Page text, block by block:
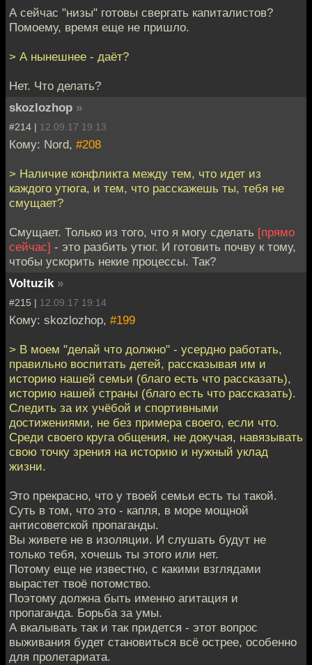
А сейчас "низы" готовы свергать капиталистов?
Помоему, время еще не пришло.
> А нынешнее - даёт?
Нет. Что делать?
skozlozhop »
#214 | 12.09.17 19:13
Кому: Nord, #208
> Наличие конфликта между тем, что идет из
каждого утюга, и тем, что расскажешь ты, тебя не
смущает?
Смущает. Только из того, что я могу сделать [прямо
сейчас] - это разбить утюг. И готовить почву к тому,
чтобы ускорить некие процессы. Так?
Voltuzik »
#215 | 12.09.17 19:14
Кому: skozlozhop, #199
> В моем "делай что должно" - усердно работать,
правильно воспитать детей, рассказывая им и
историю нашей семьи (благо есть что рассказать),
историю нашей страны (благо есть что рассказать).
Следить за их учёбой и спортивными
достижениями, не без примера своего, если что.
Среди своего круга общения, не докучая, навязывать
свою точку зрения на историю и нужный уклад
жизни.
Это прекрасно, что у твоей семьи есть ты такой.
Суть в том, что это - капля, в море мощной
антисоветской пропаганды.
Вы живете не в изоляции. И слушать будут не
только тебя, хочешь ты этого или нет.
Потому еще не известно, с какими взглядами
вырастет твоё потомство.
Поэтому должна быть именно агитация и
пропаганда. Борьба за умы.
А вкалывать так и так придется - этот вопрос
выживания будет становиться всё острее, особенно
для пролетариата.